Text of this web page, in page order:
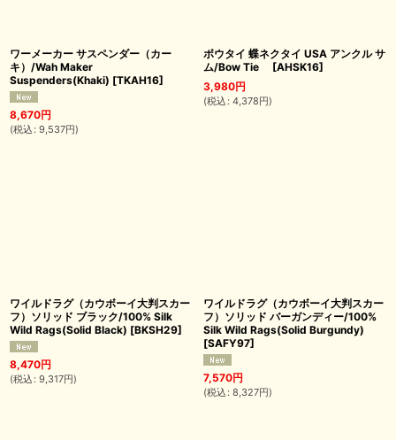
ワーメーカー サスペンダー（カー
キ）/Wah Maker
Suspenders(Khaki) [TKAH16]
8,670円
(税込 : 9,537円)
ボウタイ 蝶ネクタイ USA アンクル サ
ム/Bow Tie
[AHSK16]
3,980円
(税込 : 4,378円)
ワイルドラグ（カウボーイ大判スカー
フ）ソリッド ブラック/100% Silk
Wild Rags(Solid Black) [BKSH29]
8,470円
(税込 : 9,317円)
ワイルドラグ（カウボーイ大判スカー
フ）ソリッド バーガンディー/100%
Silk Wild Rags(Solid Burgundy)
[SAFY97]
7,570円
(税込 : 8,327円)